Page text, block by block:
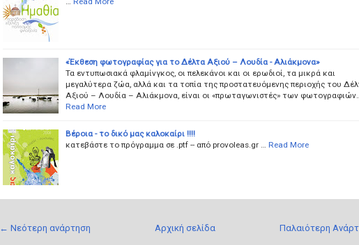
«Έκθεση φωτογραφίας για το Δέλτα Αξιού – Λουδία - Αλιάκμονα»
Τα εντυπωσιακά φλαμίνγκος, οι πελεκάνοι και οι ερωδιοί, τα μικρά και
μεγαλύτερα ζώα, αλλά και τα τοπία της προστατευόμενης περιοχής του
Αξιού – Λουδία – Αλιάκμονα, είναι οι «πρωταγωνιστές» των φωτογραφιών…
Read More
Βέροια - το δικό μας καλοκαίρι !!!!
κατεβάστε το πρόγραμμα σε .ptf -- από provoleas.gr …
Read More
← Νεότερη ανάρτηση Παλαιότερη
Αρχική σελίδα